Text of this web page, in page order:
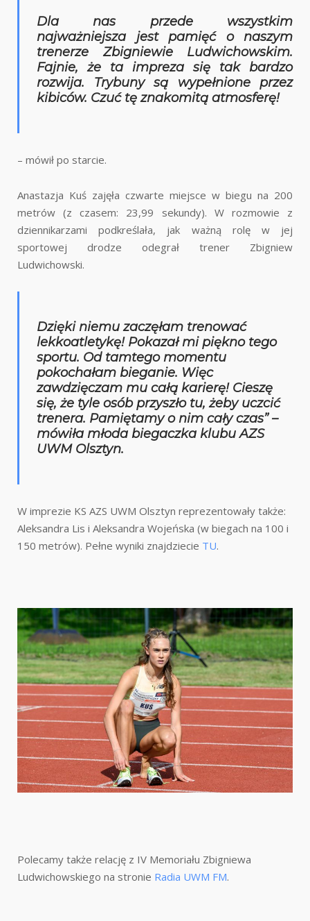
Dla nas przede wszystkim
najważniejsza jest pamięć o naszym
trenerze Zbigniewie Ludwichowskim.
Fajnie, że ta impreza się tak bardzo
rozwija. Trybuny są wypełnione przez
kibiców. Czuć tę znakomitą atmosferę!
– mówił po starcie.
Anastazja Kuś zajęła czwarte miejsce w biegu na 200
metrów (z czasem: 23,99 sekundy). W rozmowie z
dziennikarzami podkreślała, jak ważną rolę w jej
sportowej drodze odegrał trener Zbigniew
Ludwichowski.
Dzięki niemu zaczęłam trenować
lekkoatletykę! Pokazał mi piękno tego
sportu. Od tamtego momentu
pokochałam bieganie. Więc
zawdzięczam mu całą karierę! Cieszę
się, że tyle osób przyszło tu, żeby uczcić
trenera. Pamiętamy o nim cały czas” –
mówiła młoda biegaczka klubu AZS
UWM Olsztyn.
W imprezie KS AZS UWM Olsztyn reprezentowały także:
Aleksandra Lis i Aleksandra Wojeńska (w biegach na 100 i
150 metrów). Pełne wyniki znajdziecie TU.
Polecamy także relację z IV Memoriału Zbigniewa
Ludwichowskiego na stronie Radia UWM FM.